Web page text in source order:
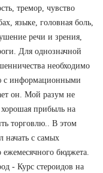
тремор, чувство
языке, головная боль,
речи и зрения,
Для однозначной
необходимо
с информационными
он. Мой разум не
хорошая прибыль на
торговлю.. В этом
начать с самых
бюджета.
- Курс стероидов на